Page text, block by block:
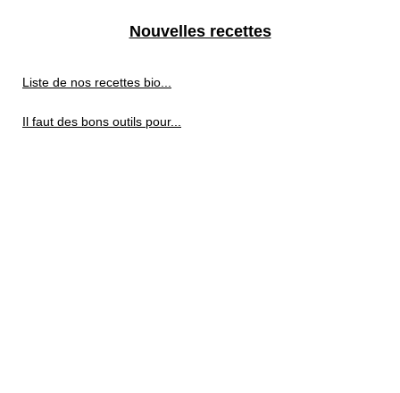
Nouvelles recettes
Liste de nos recettes bio...
Il faut des bons outils pour...